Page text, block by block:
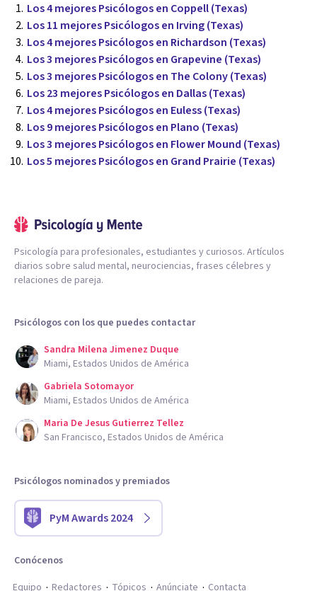
Los 4 mejores Psicólogos en Coppell (Texas)
Los 11 mejores Psicólogos en Irving (Texas)
Los 4 mejores Psicólogos en Richardson (Texas)
Los 3 mejores Psicólogos en Grapevine (Texas)
Los 3 mejores Psicólogos en The Colony (Texas)
Los 23 mejores Psicólogos en Dallas (Texas)
Los 4 mejores Psicólogos en Euless (Texas)
Los 9 mejores Psicólogos en Plano (Texas)
Los 3 mejores Psicólogos en Flower Mound (Texas)
Los 5 mejores Psicólogos en Grand Prairie (Texas)
Psicología para profesionales, estudiantes y curiosos. Artículos
diarios sobre salud mental, neurociencias, frases célebres y
relaciones de pareja.
Psicólogos con los que puedes contactar
Sandra Milena Jimenez Duque
Miami, Estados Unidos de América
Gabriela Sotomayor
Miami, Estados Unidos de América
Maria De Jesus Gutierrez Tellez
San Francisco, Estados Unidos de América
Psicólogos nominados y premiados
PyM Awards 2024
Conócenos
Equipo
Redactores Tópicos Anúnciate Contacta